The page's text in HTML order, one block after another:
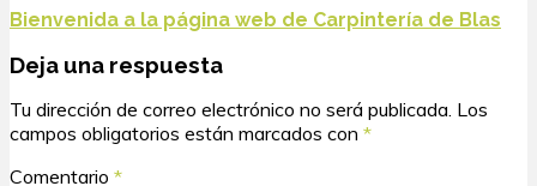
Bienvenida a la página web de Carpintería de Blas
Deja una respuesta
Tu dirección de correo electrónico no será publicada. Los
campos obligatorios están marcados con *
Comentario *